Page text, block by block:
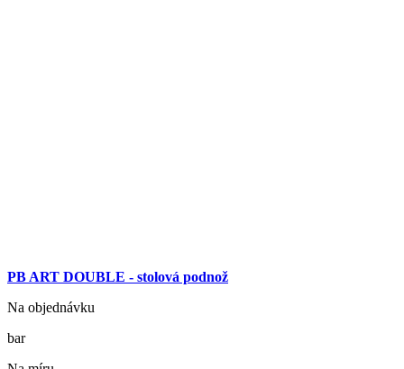
PB ART DOUBLE - stolová podnož
Na objednávku
bar